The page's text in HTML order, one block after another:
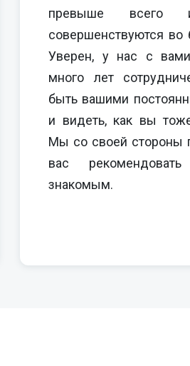
превыше всего
совершенствуются во
Уверен, у нас с
много лет
быть вашими
и видеть, как вы
Мы со своей стороны
вас
знакомым.